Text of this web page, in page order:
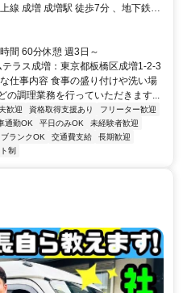
線 成増 成増駅 徒歩7分 、地下鉄成
間 60分休憩 週3日～
ラス成増：東京都板橋区成増1-2-3
仕事内容 食事の盛り付けや洗い場
の調理業務を行っていただきます...
歓迎 資格取得支援あり
フリーター歓迎
通勤OK 平日のみOK
未経験者歓迎
ブランクOK 交通費支給
長期歓迎
制